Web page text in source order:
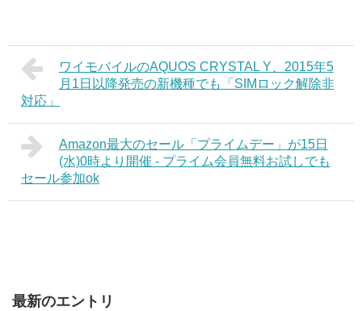
ワイモバイルのAQUOS CRYSTAL Y、2015年5
月1日以降発売の新機種でも「SIMロック解除非
対応」
Amazon最大のセール「プライムデー」が15日
(水)0時より開催 - プライム会員無料お試しでも
セール参加ok
最新のエントリ